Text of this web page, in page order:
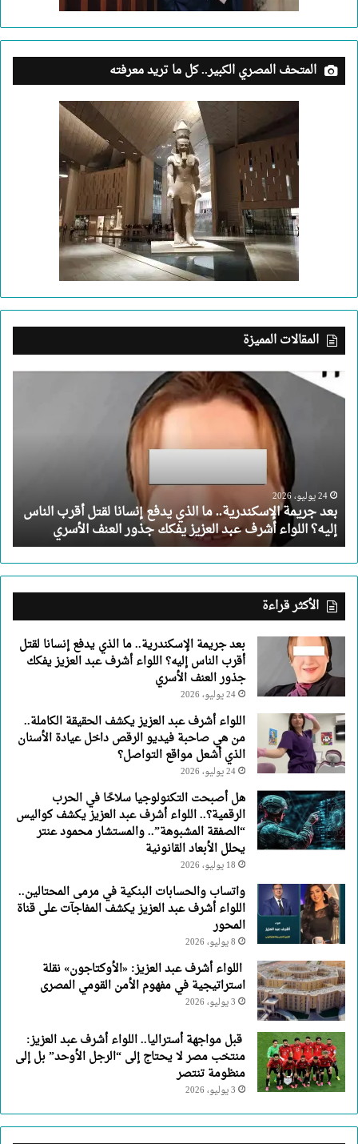
المتحف المصري الكبير.. كل ما تريد معرفته
المقالات المميزة
بعد
جريمة
لقتل
أقرب
الناس
إليه؟
اللواء
أشرف
عبد
العزيز
جذور
العنف
الأسري
24 يوليو، 2026
بعد جريمة الإسكندرية.. ما الذي يدفع إنسانا لقتل أقرب الناس
إليه؟ اللواء أشرف عبد العزيز يفكك جذور العنف الأسري
الأكثر قراءة
بعد جريمة الإسكندرية.. ما الذي يدفع إنسانا لقتل
أقرب الناس إليه؟ اللواء أشرف عبد العزيز يفكك
جذور العنف الأسري
24 يوليو، 2026
اللواء أشرف عبد العزيز يكشف الحقيقة الكاملة..
من هي صاحبة فيديو الرقص داخل عيادة الأسنان
الذي أشعل مواقع التواصل؟
24 يوليو، 2026
هل أصبحت التكنولوجيا سلاحًا في الحرب
الرقمية؟.. اللواء أشرف عبد العزيز يكشف كواليس
“الصفقة المشبوهة”.. والمستشار محمود عنتر
يحلل الأبعاد القانونية
18 يوليو، 2026
واتساب والحسابات البنكية في مرمى المحتالين..
اللواء أشرف عبد العزيز يكشف المفاجآت على قناة
المحور
8 يوليو، 2026
اللواء أشرف عبد العزيز: «الأوكتاجون» نقلة
استراتيجية في مفهوم الأمن القومي المصرى
3 يوليو، 2026
قبل مواجهة أستراليا.. اللواء أشرف عبد العزيز:
منتخب مصر لا يحتاج إلى “الرجل الأوحد” بل إلى
منظومة تنتصر
3 يوليو، 2026